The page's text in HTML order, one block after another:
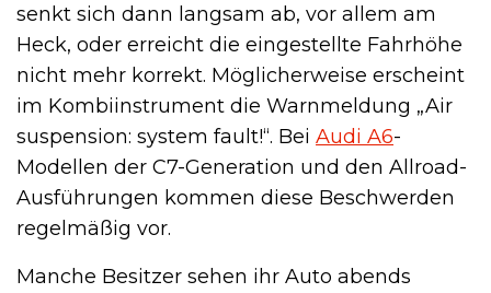
senkt sich dann langsam ab, vor allem am
Heck, oder erreicht die eingestellte Fahrhöhe
nicht mehr korrekt. Möglicherweise erscheint
im Kombiinstrument die Warnmeldung „Air
suspension: system fault!“. Bei Audi A6-
Modellen der C7-Generation und den Allroad-
Ausführungen kommen diese Beschwerden
regelmäßig vor.
Manche Besitzer sehen ihr Auto abends